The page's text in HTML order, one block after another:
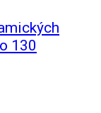
130